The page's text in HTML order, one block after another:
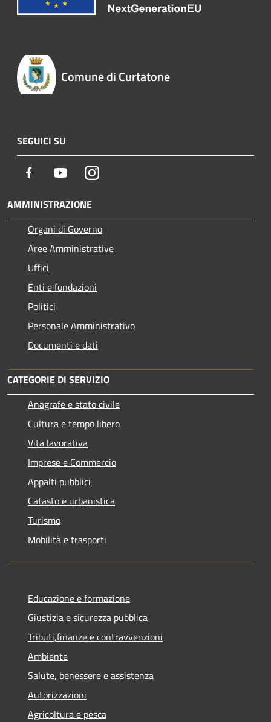
Comune di Curtatone
SEGUICI SU
Facebook YoutubeInstagram
AMMINISTRAZIONE
Organi di Governo
Aree Amministrative
Uffici
Enti e fondazioni
Politici
Personale Amministrativo
Documenti e dati
CATEGORIE DI SERVIZIO
Anagrafe e stato civile
Cultura e tempo libero
Vita lavorativa
Imprese e Commercio
Appalti pubblici
Catasto e urbanistica
Turismo
Mobilità e trasporti
Educazione e formazione
Giustizia e sicurezza pubblica
Tributi,finanze e contravvenzioni
Ambiente
Salute, benessere e assistenza
Autorizzazioni
Agricoltura e pesca